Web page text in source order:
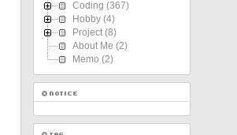
Coding (367)
Hobby (4)
Project (8)
About Me (2)
Memo (2)